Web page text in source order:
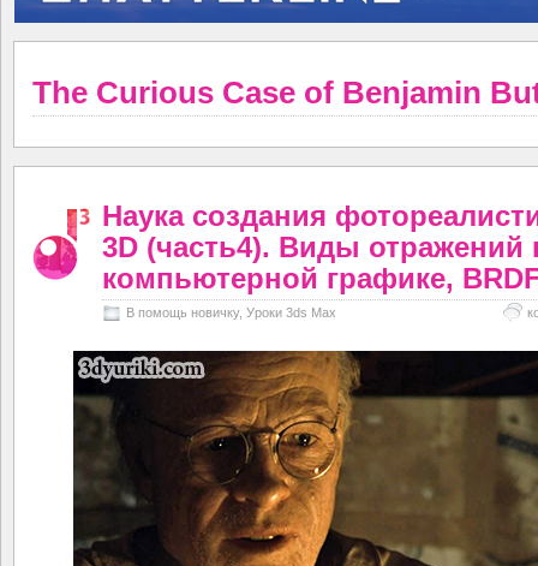
The Curious Case of Benjamin
Наука создания
3D (часть4). Виды отражений
компьютерной графике,
В помощь новичку, Уроки 3ds Max